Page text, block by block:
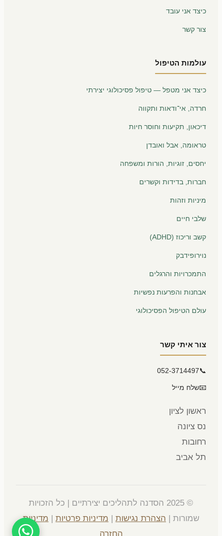
כיצד אני עובד
צור קשר
עולמות הטיפול
כיצד אני מטפל — טיפול פסיכולוגי יצירתי
חרדה, אי־ודאות ותקווה
דיכאון, תקיעות וחוסר חיות
טראומה, אבל ואובדן
יחסים, זוגיות, הורות ומשפחה
חברות, בדידות וקשרים
מיניות וזהות
שלבי חיים
קשב וריכוז (ADHD)
נוירופידבק
התמכרויות והרגלים
אבחנות והפרעות נפשיות
עולם הטיפול הפסיכולוגי
צור איתי קשר
📞
052-3714497
📧שלח מייל
ראשון לציון
נס ציונה
רחובות
תל אביב
© 2025 הסדנה לתהליכים יצירתיים | כל הזכויות
שמורות | הצהרת נגישות | מדיניות פרטיות | מדיניות
החזרה